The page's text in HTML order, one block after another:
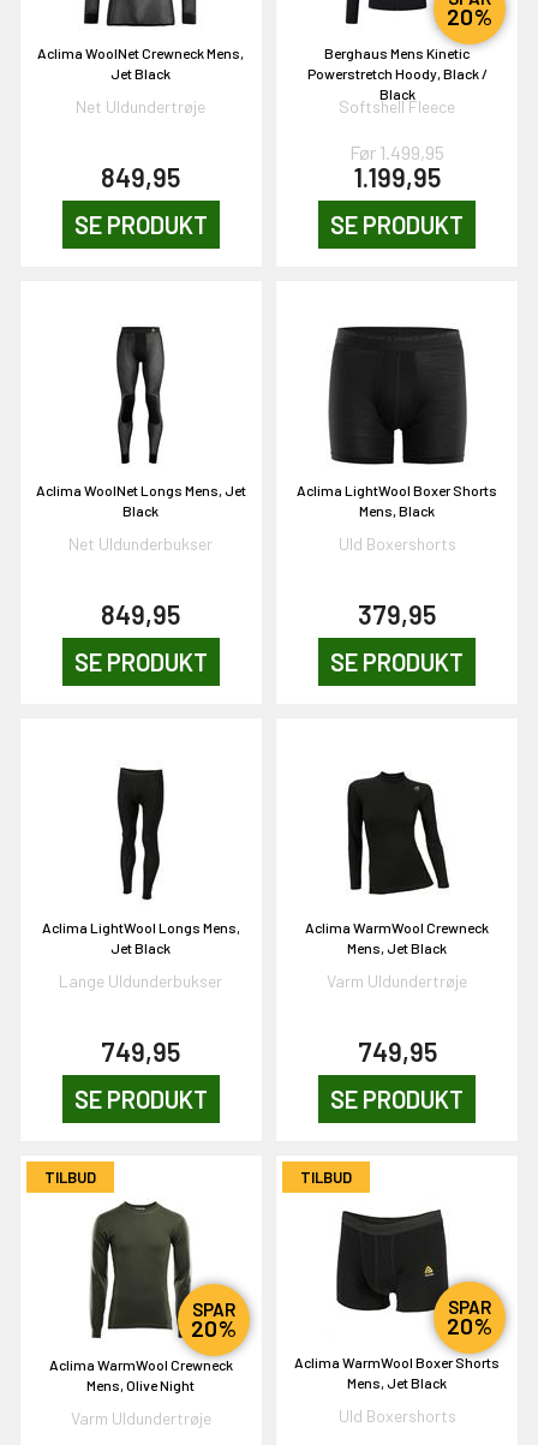
Aclima WoolNet Crewneck Mens,
Jet Black
Net Uldundertrøje
849,95
SE PRODUKT
20%
Berghaus Mens Kinetic
Powerstretch Hoody, Black /
Black
Softshell Fleece
Før 1.499,95
1.199,95
SE PRODUKT
Aclima WoolNet Longs Mens, Jet
Black
Net Uldunderbukser
849,95
SE PRODUKT
Aclima LightWool Boxer Shorts
Mens, Black
Uld Boxershorts
379,95
SE PRODUKT
Aclima LightWool Longs Mens,
Jet Black
Lange Uldunderbukser
749,95
SE PRODUKT
Aclima WarmWool Crewneck
Mens, Jet Black
Varm Uldundertrøje
749,95
SE PRODUKT
TILBUD
SPAR
20%
Aclima WarmWool Crewneck
Mens, Olive Night
Varm Uldundertrøje
TILBUD
SPAR
20%
Aclima WarmWool Boxer Shorts
Mens, Jet Black
Uld Boxershorts
VIND!
DELTAG!
NEJ TAK!